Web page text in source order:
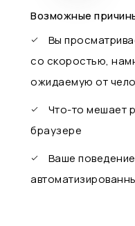
Возможные
Вы
со скоростью,
ожидаемую от
Что-то мешает
браузере
Ваше